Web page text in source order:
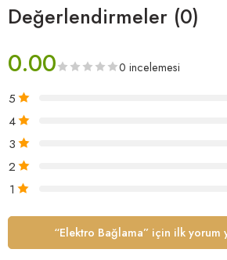
Değerlendirmeler (0)
0.00 0 incelemesi
5
4
3
2
1
“Elektro Bağlama” için ilk yorum